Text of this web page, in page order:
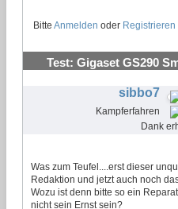
Bitte Anmelden oder Registrieren
Test: Gigaset GS290
sibbo7
Kampferfahren
Dank
Was zum Teufel....erst dieser
Redaktion und jetzt auch noch
Wozu ist denn bitte so ein
nicht sein Ernst sein?